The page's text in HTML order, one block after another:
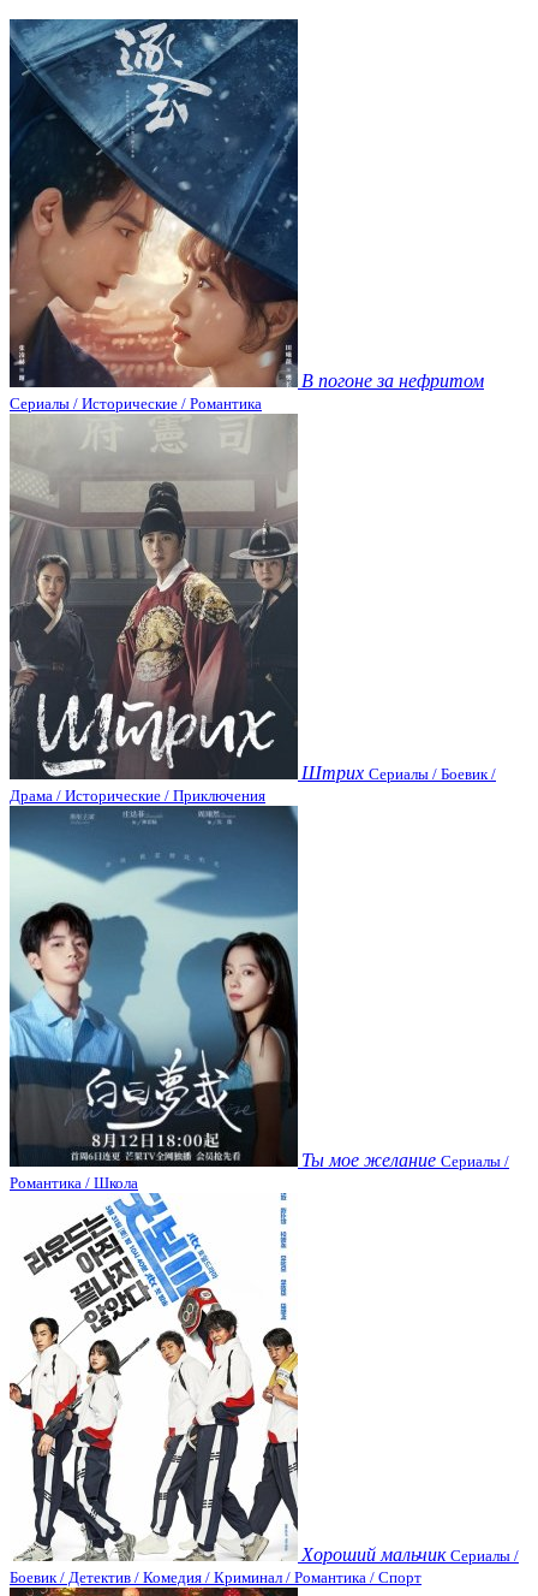
В погоне за нефритом
Сериалы / Исторические / Романтика
Штрих Сериалы / Боевик /
Драма / Исторические / Приключения
Ты мое желание Сериалы /
Романтика / Школа
Хороший мальчик Сериалы /
Боевик / Детектив / Комедия / Криминал / Романтика / Спорт